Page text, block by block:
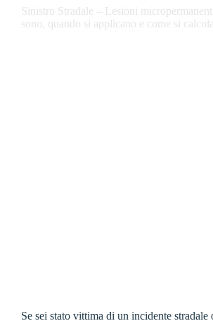
Sinistro Stradale – Lesioni
sono, quando si applicano e come si
Se sei stato vittima di un incidente stradale